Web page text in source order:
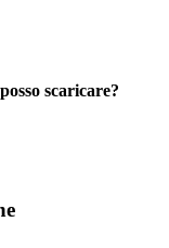
scaricare?